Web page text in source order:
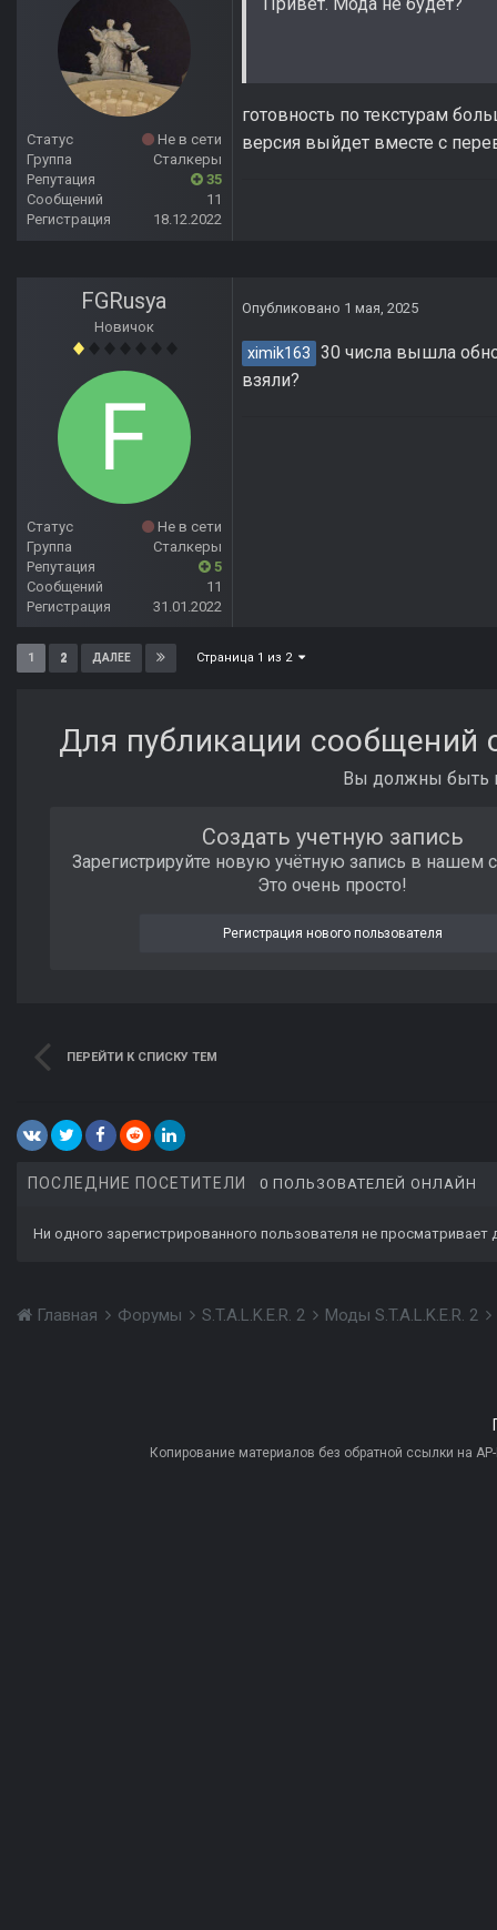
Статус
Не в сети
Группа
Сталкеры
Репутация
35
Сообщений
11
Регистрация
18.12.2022
готовность по текстурам
версия выйдет вместе с
FGRusya
Новичок
Статус
Не в сети
Группа
Сталкеры
Репутация
5
Сообщений
11
Регистрация
31.01.2022
Опубликовано 1 мая, 2025
ximik163 30 числа вышла
взяли?
1 2 ДАЛЕЕ Страница 1 из 2
Для публикации сообщений
Вы должны быть
Создать учетную запись
Зарегистрируйте новую учётную запись в нашем
Это очень просто!
Регистрация нового пользователя
ПЕРЕЙТИ К СПИСКУ ТЕМ
ПОСЛЕДНИЕ ПОСЕТИТЕЛИ 0 ПОЛЬЗОВАТЕЛЕЙ ОНЛАЙН
Ни одного зарегистрированного пользователя не просматривает
Главная Форумы S.T.A.L.K.E.R. 2 Моды S.T.A.L.K.E.R. 2
Копирование материалов без обратной ссылки на